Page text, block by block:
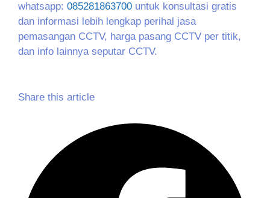
whatsapp: 085281863700 untuk konsultasi gratis
dan informasi lebih lengkap perihal jasa
pemasangan CCTV, harga pasang CCTV per titik,
dan info lainnya seputar CCTV.
Share this article